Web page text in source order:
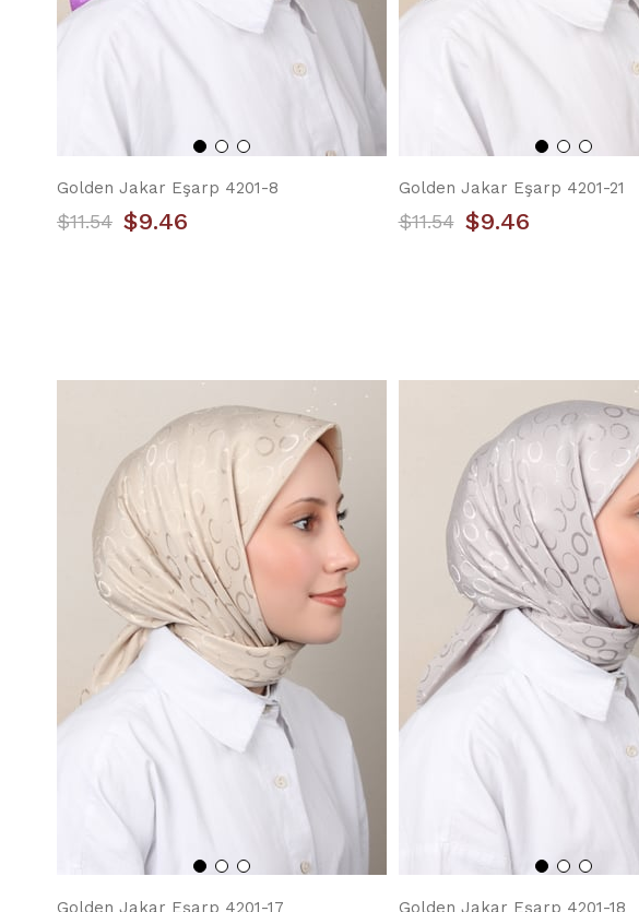
Golden Jakar Eşarp 4201-8
$9.46
$11.54
Golden Jakar Eşarp 4201-21
$9.46
$11.54
Golden Jakar Eşarp 4201-17 Golden Jakar Eşarp 4201-18